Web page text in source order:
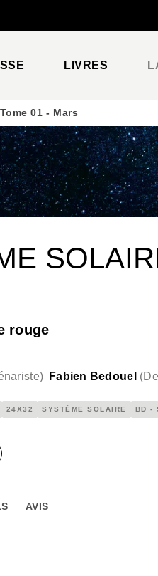
LIVRES
01 - Mars
rouge
) Fabien Bedouel (
24X32 SYSTÈME SOLAIRE BD -
AVIS